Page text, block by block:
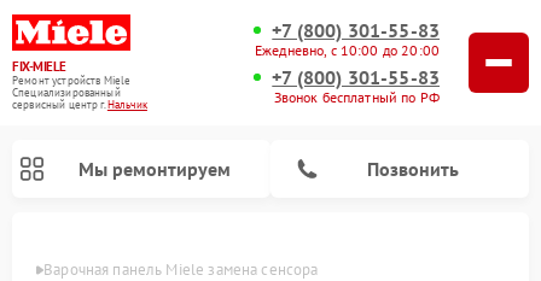
FIX-MIELE
Ремонт устройств Miele
Специализированный
cервисный центр г.Нальчик
+7 (800) 301-55-83
Ежедневно, с 10:00 до 20:00
+7 (800) 301-55-83
Звонок бесплатный по РФ
Мы ремонтируем Позвонить
Варочная панель Miele замена сенсора